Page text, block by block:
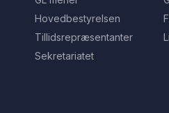
Hovedbestyrelsen
Tillidsrepræsentanter
Sekretariatet